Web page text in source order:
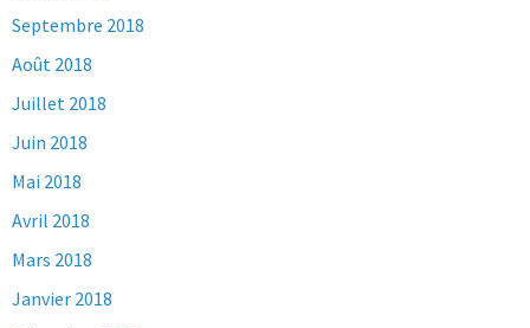
Septembre 2018
Août 2018
Juillet 2018
Juin 2018
Mai 2018
Avril 2018
Mars 2018
Janvier 2018